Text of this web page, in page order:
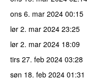
ons 6. mar 2024 00:15
lør 2. mar 2024 23:25
lør 2. mar 2024 18:09
tirs 27. feb 2024 03:28
søn 18. feb 2024 01:31